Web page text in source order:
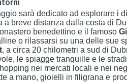
sarà dedicato ad esplorare i
a breve distanza dalla costa di
benedettino e il famoso
o rilassarsi su una delle sue
, a circa 20 chilometri a sud di
le spiagge tranquille e le
nei mercati locali e nei
a mano, gioielli in filigrana e